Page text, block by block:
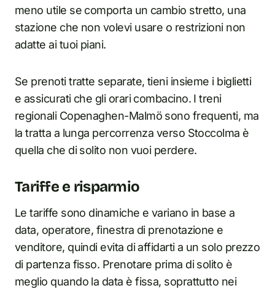
meno utile se comporta un cambio stretto, una
stazione che non volevi usare o restrizioni non
adatte ai tuoi piani.
Se prenoti tratte separate, tieni insieme i biglietti
e assicurati che gli orari combacino. I treni
regionali Copenaghen-Malmö sono frequenti, ma
la tratta a lunga percorrenza verso Stoccolma è
quella che di solito non vuoi perdere.
Tariffe e risparmio
Le tariffe sono dinamiche e variano in base a
data, operatore, finestra di prenotazione e
venditore, quindi evita di affidarti a un solo prezzo
di partenza fisso. Prenotare prima di solito è
meglio quando la data è fissa, soprattutto nei